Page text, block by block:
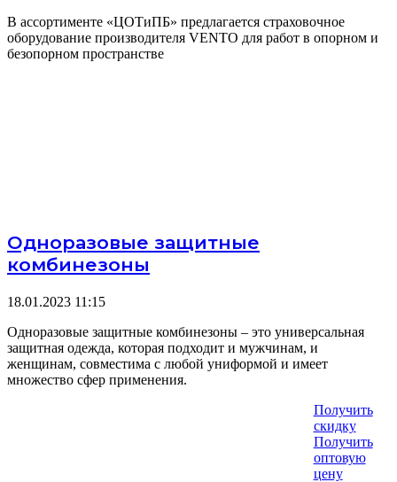
В ассортименте «ЦОТиПБ» предлагается страховочное
оборудование производителя VENTO для работ в опорном и
безопорном пространстве
Одноразовые защитные
комбинезоны
18.01.2023 11:15
Одноразовые защитные комбинезоны – это универсальная
защитная одежда, которая подходит и мужчинам, и
женщинам, совместима с любой униформой и имеет
множество сфер применения.
Получить
скидку
Получить
оптовую
цену